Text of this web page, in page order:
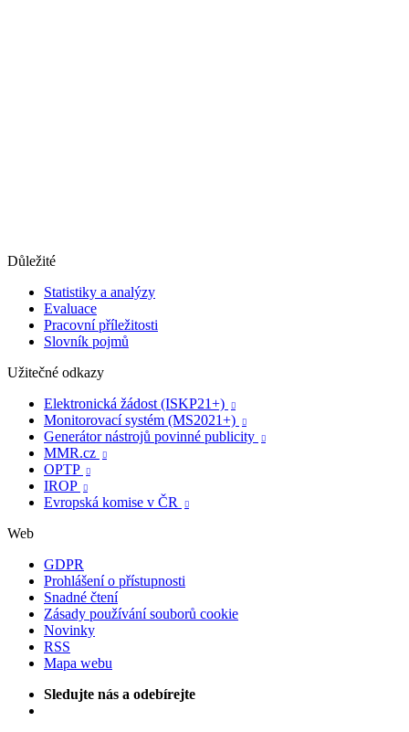
Důležité
Statistiky a analýzy
Evaluace
Pracovní příležitosti
Slovník pojmů
Užitečné odkazy
Elektronická žádost (ISKP21+)

Monitorovací systém (MS2021+) 
Generátor nástrojů povinné publicity 
MMR.cz 
OPTP 
IROP 
Evropská komise v ČR 
Web
GDPR
Prohlášení o přístupnosti
Snadné čtení
Zásady používání souborů cookie
Novinky
RSS
Mapa webu
Sledujte nás a odebírejte